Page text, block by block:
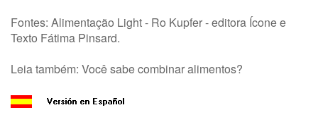
Fontes: Alimentação Light - Ro Kupfer - editora Ícone e
Texto Fátima Pinsard.
Leia também: Você sabe combinar alimentos?